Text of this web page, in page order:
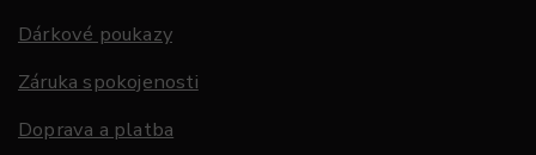
Dárkové poukazy
Záruka spokojenosti
Doprava a platba